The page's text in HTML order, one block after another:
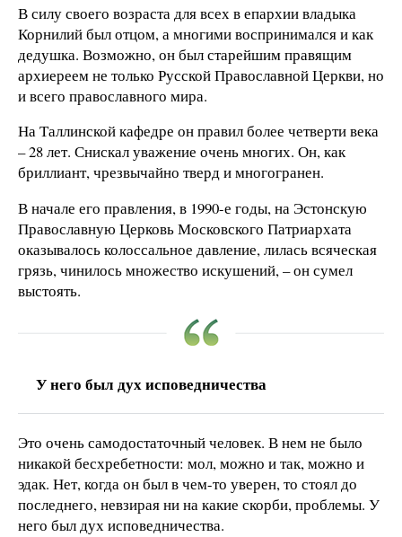
В силу своего возраста для всех в епархии владыка
Корнилий был отцом, а многими воспринимался и как
дедушка. Возможно, он был старейшим правящим
архиереем не только Русской Православной Церкви, но
и всего православного мира.
На Таллинской кафедре он правил более четверти века
– 28 лет. Снискал уважение очень многих. Он, как
бриллиант, чрезвычайно тверд и многогранен.
В начале его правления, в 1990-е годы, на Эстонскую
Православную Церковь Московского Патриархата
оказывалось колоссальное давление, лилась всяческая
грязь, чинилось множество искушений, – он сумел
выстоять.
У него был дух исповедничества
Это очень самодостаточный человек. В нем не было
никакой бесхребетности: мол, можно и так, можно и
эдак. Нет, когда он был в чем-то уверен, то стоял до
последнего, невзирая ни на какие скорби, проблемы. У
него был дух исповедничества.